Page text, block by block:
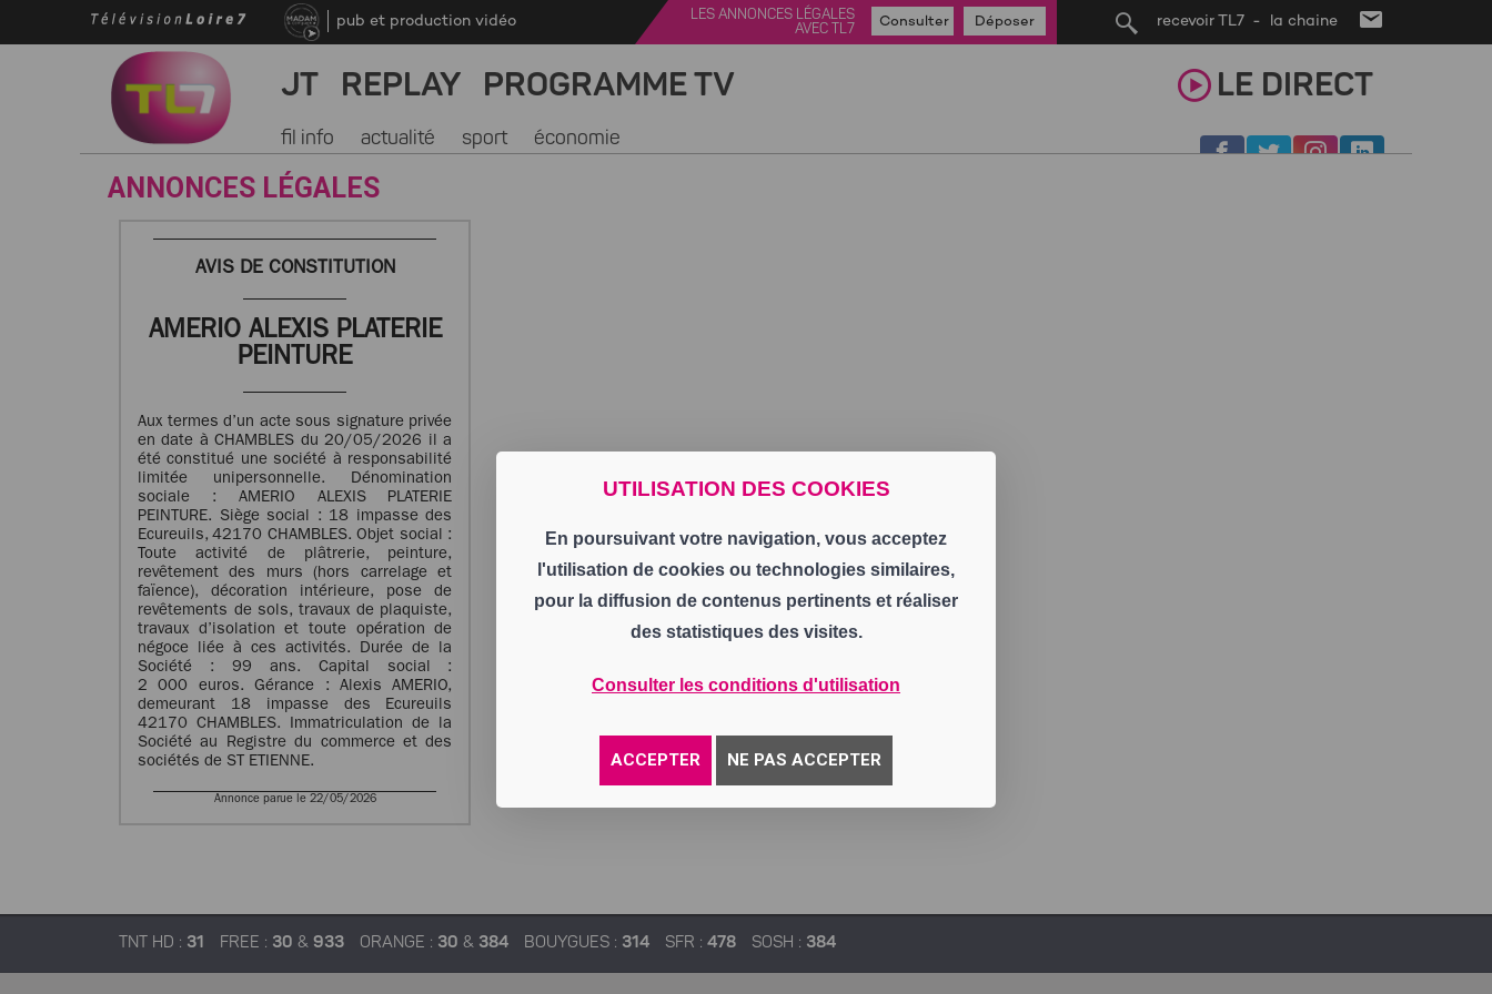
UTILISATION DES COOKIES
En poursuivant votre navigation, vous acceptez
l'utilisation de cookies ou technologies similaires,
pour la diffusion de contenus pertinents et réaliser
des statistiques des visites.
Consulter les conditions d'utilisation
ACCEPTER NE PAS ACCEPTER
recevoir TL7 - la chaine
pub et production vidéo
LES ANNONCES LÉGALES
AVEC TL7
Consulter Déposer
JT REPLAY PROGRAMME TV LE DIRECT
fil info actualité sport économie
ANNONCES LÉGALES
AVIS DE CONSTITUTION
AMERIO ALEXIS PLATERIE
PEINTURE
Aux termes d’un acte sous signature privée
en date à CHAMBLES du 20/05/2026 il a
été constitué une société à responsabilité
limitée unipersonnelle. Dénomination
sociale : AMERIO ALEXIS PLATERIE
PEINTURE. Siège social : 18 impasse des
Ecureuils, 42170 CHAMBLES. Objet social :
Toute activité de plâtrerie, peinture,
revêtement des murs (hors carrelage et
faïence), décoration intérieure, pose de
revêtements de sols, travaux de plaquiste,
travaux d’isolation et toute opération de
négoce liée à ces activités. Durée de la
Société : 99 ans. Capital social :
2 000 euros. Gérance : Alexis AMERIO,
demeurant 18 impasse des Ecureuils
42170 CHAMBLES. Immatriculation de la
Société au Registre du commerce et des
sociétés de ST ETIENNE.
Annonce parue le 22/05/2026
TNT HD : 31 FREE : 30 & 933 ORANGE : 30 & 384 BOUYGUES : 314 SFR : 478 SOSH : 384